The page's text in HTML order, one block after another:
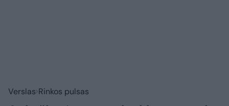
Verslas Rinkos pulsas